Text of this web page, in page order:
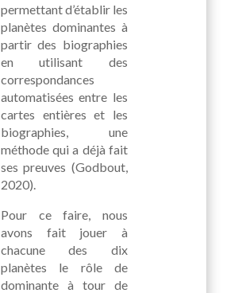
permettant d’établir les
planètes dominantes à
partir des biographies
en utilisant des
correspondances
automatisées entre les
cartes entières et les
biographies, une
méthode qui a déjà fait
ses preuves (Godbout,
2020).
Pour ce faire, nous
avons fait jouer à
chacune des dix
planètes le rôle de
dominante à tour de